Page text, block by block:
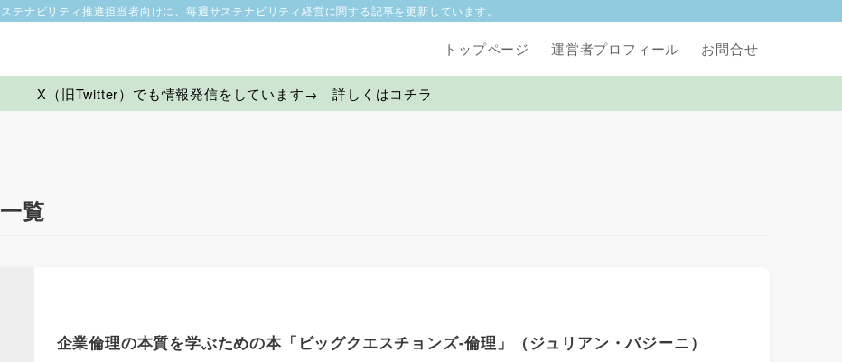
テナビリティ推進担当者向けに、毎週サステナビリティ経営に関する記事を更新しています。
トップページ 運営者プロフィール お問合せ
X（旧Twitter）でも情報発信をしています→ 詳しくはコチラ
覧
企業倫理の本質を学ぶための本「ビッグクエスチョンズ-倫理」（ジュリアン・バジーニ）